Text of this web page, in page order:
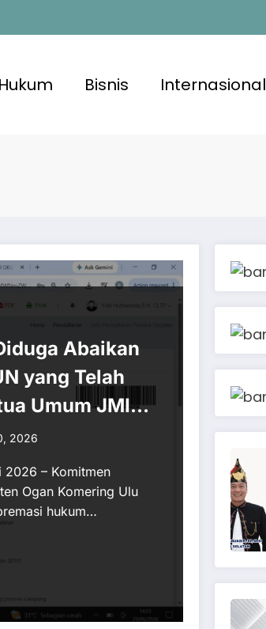
Hukum Bisnis Internasional
Abaikan
yang Telah
Umum JMI:
bagi
dan Good
2026
2026 – Komitmen
Ogan Komering Ulu
hukum…